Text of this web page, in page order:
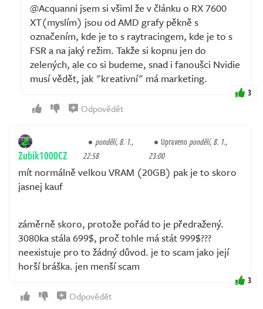
@Acquanni jsem si všiml že v článku o RX 7600
XT(myslím) jsou od AMD grafy pěkně s
označením, kde je to s raytracingem, kde je to s
FSR a na jaký režim. Takže si kopnu jen do
zelených, ale co si budeme, snad i fanoušci Nvidie
musí vědět, jak "kreativní" má marketing.
3
Odpovědět
Zubik1000CZ
pondělí, 8. 1.,
22:58
Upravenopondělí, 8. 1.,
23:00
mít normálně velkou VRAM (20GB) pak je to skoro
jasnej kauf
záměrně skoro, protože pořád to je předražený.
3080ka stála 699$, proč tohle má stát 999$???
neexistuje pro to žádný důvod. je to scam jako její
horší bráška. jen menší scam
3
Odpovědět